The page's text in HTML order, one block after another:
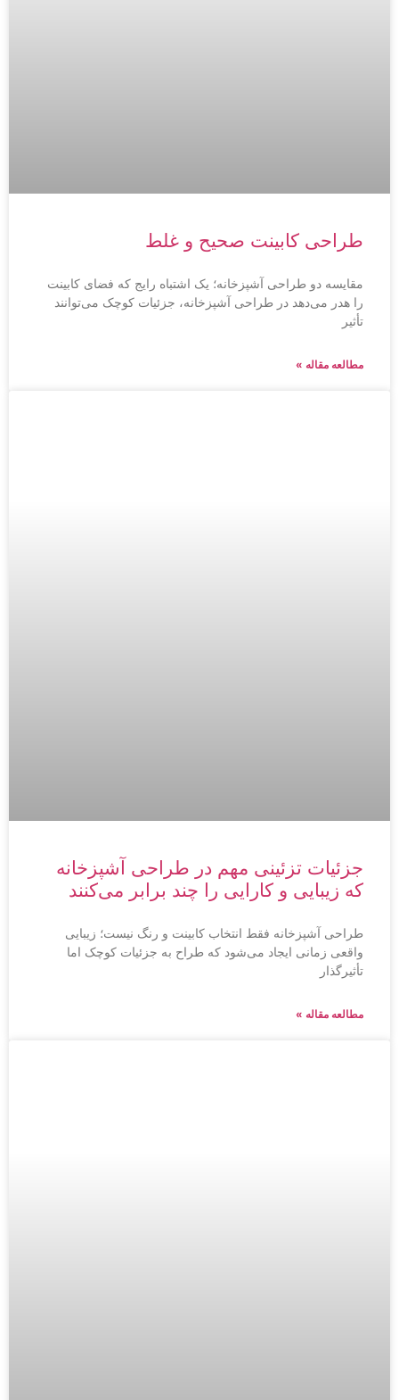
طراحی کابینت صحیح و غلط
مقایسه دو طراحی آشپزخانه؛ یک اشتباه رایج که فضای کابینت
را هدر می‌دهد در طراحی آشپزخانه، جزئیات کوچک می‌توانند
تأثیر
مطالعه مقاله »
جزئیات تزئینی مهم در طراحی آشپزخانه
که زیبایی و کارایی را چند برابر می‌کنند
طراحی آشپزخانه فقط انتخاب کابینت و رنگ نیست؛ زیبایی
واقعی زمانی ایجاد می‌شود که طراح به جزئیات کوچک اما
تأثیرگذار
مطالعه مقاله »